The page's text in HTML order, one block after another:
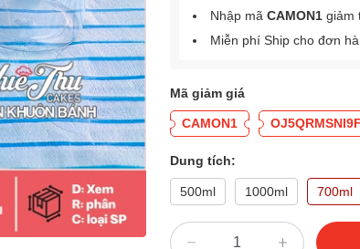
Nhập mã CAMON1 giảm
Miễn phí Ship cho đơn
Mã giảm giá
CAMON1
Dung tích:
500ml 1000ml 700ml